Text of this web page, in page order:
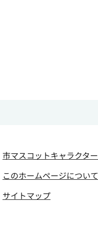
市マスコットキャラクター
このホームページについて
サイトマップ